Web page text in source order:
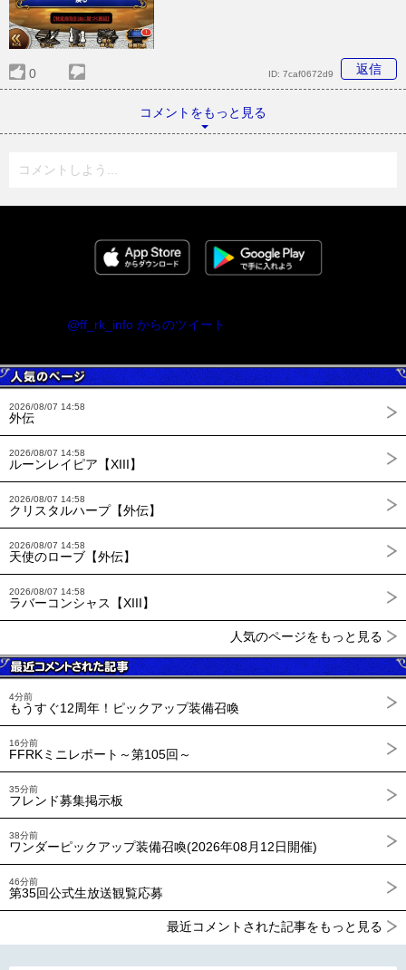
0 返信
ID: 7caf0672d9
コメントをもっと見る
コメントしよう...
@ff_rk_info からのツイート
2026/08/07 14:58
外伝
2026/08/07 14:58
ルーンレイピア【XIII】
2026/08/07 14:58
クリスタルハープ【外伝】
2026/08/07 14:58
天使のローブ【外伝】
2026/08/07 14:58
ラバーコンシャス【XIII】
人気のページをもっと見る
4分前
もうすぐ12周年！ピックアップ装備召喚
16分前
FFRKミニレポート～第105回～
35分前
フレンド募集掲示板
38分前
ワンダーピックアップ装備召喚(2026年08月12日開催)
46分前
第35回公式生放送観覧応募
最近コメントされた記事をもっと見る